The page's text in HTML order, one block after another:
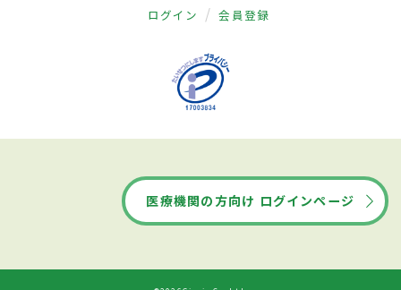
ログイン 会員登録
医療機関の方向け ログインページ